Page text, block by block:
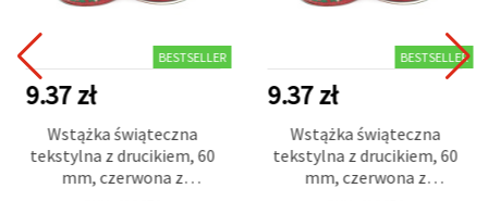
BESTSELLER
9.37 zł
Wstążka świąteczna
tekstylna z drucikiem, 60
mm, czerwona z
BESTSELLER
9.37 zł
Wstążka świąteczna
tekstylna z drucikiem, 60
mm, czerwona z